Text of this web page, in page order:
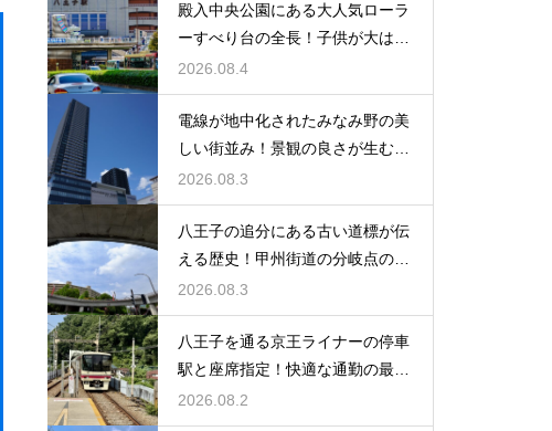
殿入中央公園にある大人気ローラ
ーすべり台の全長！子供が大はし
ゃぎの遊具
2026.08.4
電線が地中化されたみなみ野の美
しい街並み！景観の良さが生む住
みやすさ
2026.08.3
八王子の追分にある古い道標が伝
える歴史！甲州街道の分岐点の真
実に迫る
2026.08.3
八王子を通る京王ライナーの停車
駅と座席指定！快適な通勤の最強
の裏ワザ
2026.08.2